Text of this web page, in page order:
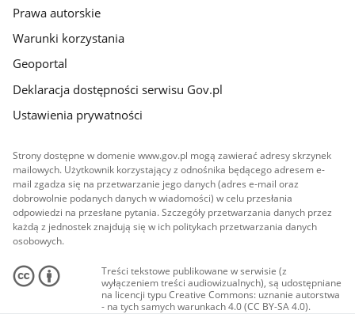
Prawa autorskie
Warunki korzystania
Geoportal
Deklaracja dostępności serwisu Gov.pl
Ustawienia prywatności
Strony dostępne w domenie www.gov.pl mogą zawierać adresy skrzynek
mailowych. Użytkownik korzystający z odnośnika będącego adresem e-
mail zgadza się na przetwarzanie jego danych (adres e-mail oraz
dobrowolnie podanych danych w wiadomości) w celu przesłania
odpowiedzi na przesłane pytania. Szczegóły przetwarzania danych przez
każdą z jednostek znajdują się w ich politykach przetwarzania danych
osobowych.
Treści tekstowe publikowane w serwisie (z
wyłączeniem treści audiowizualnych), są udostępniane
na licencji typu Creative Commons: uznanie autorstwa
- na tych samych warunkach 4.0 (CC BY-SA 4.0).